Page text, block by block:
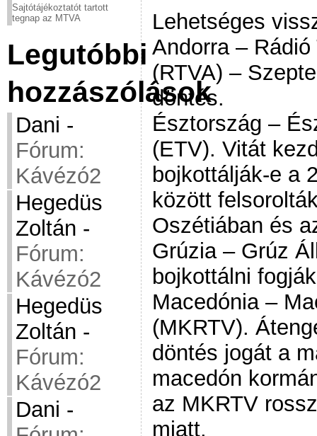
Sajtótájékoztatót tartott
tegnap az MTVA
Legutóbbi
hozzászólások
Dani -
Fórum:
Kávézó2
Hegedüs
Zoltán -
Fórum:
Kávézó2
Hegedüs
Zoltán -
Fórum:
Kávézó2
Dani -
Lehetséges
Andorra –
(RTVA) –
döntés.
Észtország –
(ETV). Vitát
bojkottálják-e a
között
Oszétiában és
Grúzia – Grúz
bojkottálni
Macedónia –
(MKRTV).
döntés jogát a
macedón
az MKRTV
miatt.